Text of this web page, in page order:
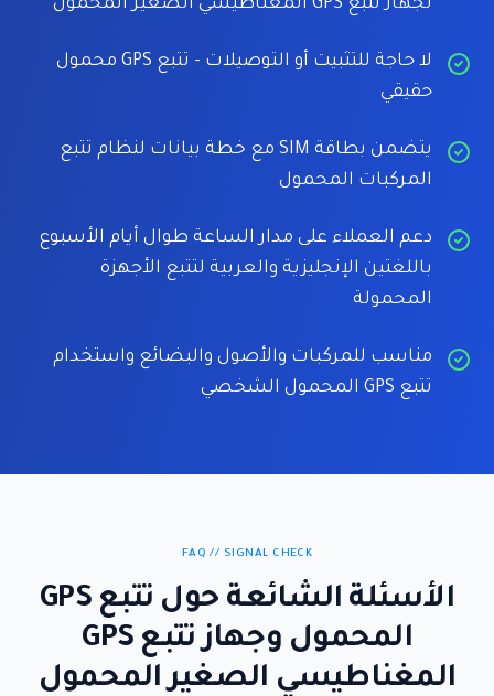
لجهاز تتبع GPS المغناطيسي الصغير المحمول
لا حاجة للتثبيت أو التوصيلات - تتبع GPS محمول
حقيقي
يتضمن بطاقة SIM مع خطة بيانات لنظام تتبع
المركبات المحمول
دعم العملاء على مدار الساعة طوال أيام الأسبوع
باللغتين الإنجليزية والعربية لتتبع الأجهزة
المحمولة
مناسب للمركبات والأصول والبضائع واستخدام
تتبع GPS المحمول الشخصي
FAQ // SIGNAL CHECK
الأسئلة الشائعة حول تتبع GPS
المحمول وجهاز تتبع GPS
المغناطيسي الصغير المحمول